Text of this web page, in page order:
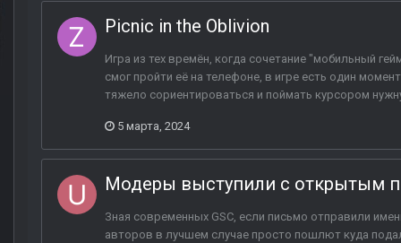
Picnic in the Oblivion
Игра из тех времён, когда сочетание "мобильный
смог пройти её на телефоне, в игре есть один
тяжело сориентироваться и поймать курсором
5 марта, 2024
Модеры выступили с открытым
Зная современных GSC, если письмо отправили
авторов в лучшем случае просто пошлют куда